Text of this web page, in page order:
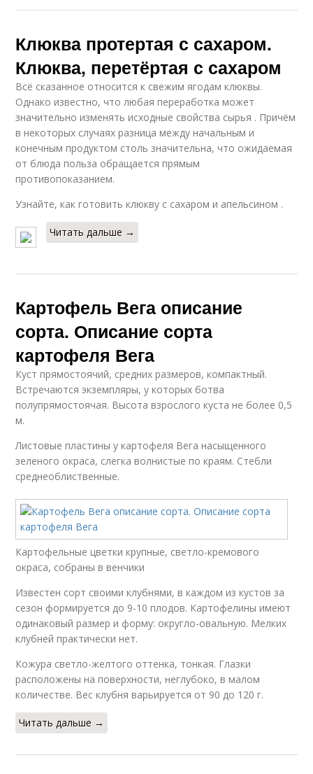
Клюква протертая с сахаром.
Клюква, перетёртая с сахаром
Всё сказанное относится к свежим ягодам клюквы.
Однако известно, что любая переработка может
значительно изменять исходные свойства сырья . Причём
в некоторых случаях разница между начальным и
конечным продуктом столь значительна, что ожидаемая
от блюда польза обращается прямым
противопоказанием.
Узнайте, как готовить клюкву с сахаром и апельсином .
Читать дальше →
Картофель Вега описание
сорта. Описание сорта
картофеля Вега
Куст прямостоячий, средних размеров, компактный.
Встречаются экземпляры, у которых ботва
полупрямостоячая. Высота взрослого куста не более 0,5
м.
Листовые пластины у картофеля Вега насыщенного
зеленого окраса, слегка волнистые по краям. Стебли
среднеоблиственные.
Картофельные цветки крупные, светло-кремового
окраса, собраны в венчики
Известен сорт своими клубнями, в каждом из кустов за
сезон формируется до 9-10 плодов. Картофелины имеют
одинаковый размер и форму: округло-овальную. Мелких
клубней практически нет.
Кожура светло-желтого оттенка, тонкая. Глазки
расположены на поверхности, неглубоко, в малом
количестве. Вес клубня варьируется от 90 до 120 г.
Читать дальше →